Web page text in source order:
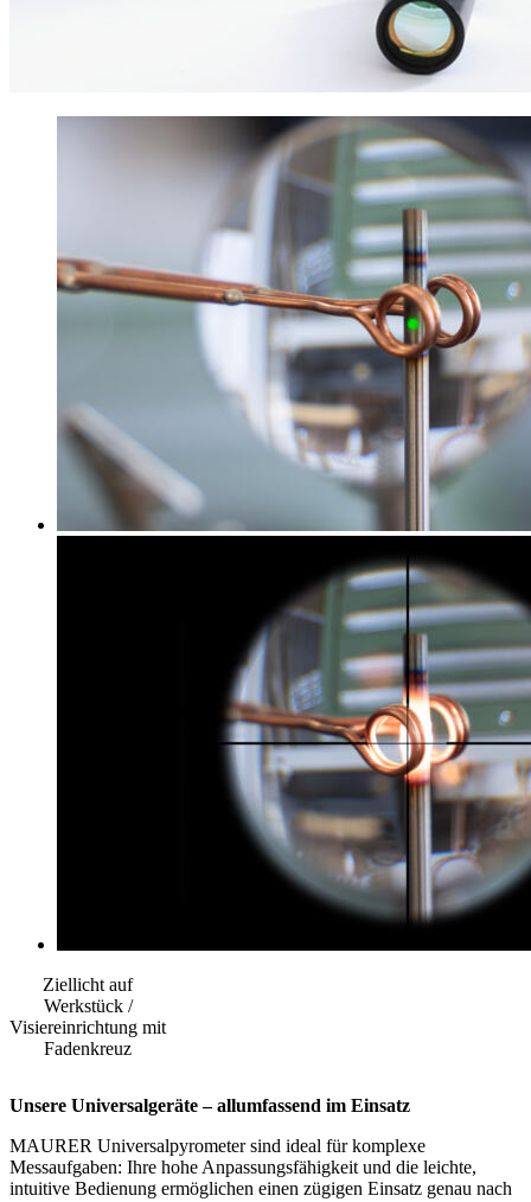
Ziellicht auf
Werkstück /
Visiereinrichtung mit
Fadenkreuz
Unsere Universalgeräte – allumfassend im Einsatz
MAURER Universalpyrometer sind ideal für komplexe
Messaufgaben: Ihre hohe Anpassungsfähigkeit und die leichte,
intuitive Bedienung ermöglichen einen zügigen Einsatz genau nach